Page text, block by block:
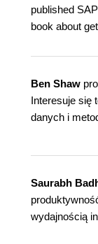
published
book about
Ben Shaw
Interesuje się
danych i
Saurabh
wydajnością